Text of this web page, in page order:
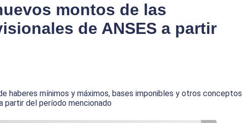
montos de las
de ANSES a partir
haberes mínimos y máximos, bases imponibles y otros conceptos
partir del período mencionado